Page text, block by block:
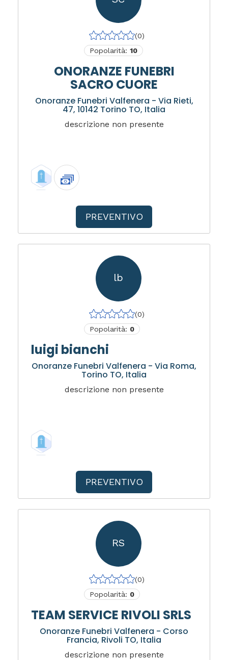
(0)
Popolarità: 10
ONORANZE FUNEBRI
SACRO CUORE
Onoranze Funebri Valfenera - Via Rieti,
47, 10142 Torino TO, Italia
descrizione non presente
PREVENTIVO
lb
(0)
Popolarità: 0
luigi bianchi
Onoranze Funebri Valfenera - Via Roma,
Torino TO, Italia
descrizione non presente
PREVENTIVO
RS
(0)
Popolarità: 0
TEAM SERVICE RIVOLI SRLS
Onoranze Funebri Valfenera - Corso
Francia, Rivoli TO, Italia
descrizione non presente